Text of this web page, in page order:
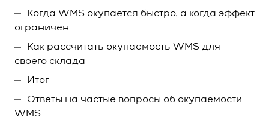
Когда WMS окупается быстро, а когда эффект
ограничен
Как рассчитать окупаемость WMS для
своего склада
Итог
Ответы на частые вопросы об окупаемости
WMS